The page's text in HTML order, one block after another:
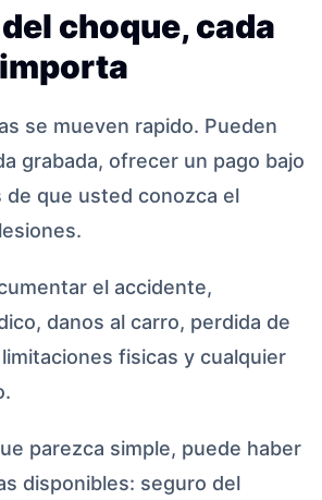
choque, cada
se mueven rapido. Pueden
grabada, ofrecer un pago bajo
de que usted conozca el
el accidente,
danos al carro, perdida de
fisicas y cualquier
parezca simple, puede haber
disponibles: seguro del